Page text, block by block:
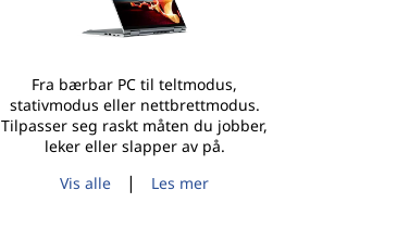
Fra bærbar PC til teltmodus,
stativmodus eller nettbrettmodus.
Tilpasser seg raskt måten du jobber,
leker eller slapper av på.
Vis alle
| Les mer